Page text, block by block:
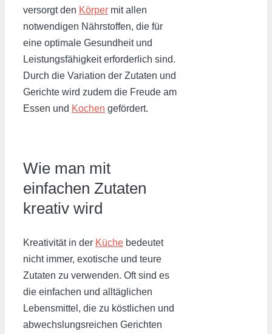
versorgt den Körper mit allen
notwendigen Nährstoffen, die für
eine optimale Gesundheit und
Leistungsfähigkeit erforderlich sind.
Durch die Variation der Zutaten und
Gerichte wird zudem die Freude am
Essen und Kochen gefördert.
Wie man mit
einfachen Zutaten
kreativ wird
Kreativität in der Küche bedeutet
nicht immer, exotische und teure
Zutaten zu verwenden. Oft sind es
die einfachen und alltäglichen
Lebensmittel, die zu köstlichen und
abwechslungsreichen Gerichten